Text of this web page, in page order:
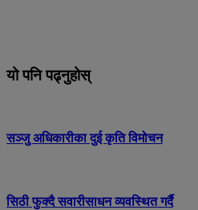
यो पनि पढ्नुहोस्
सञ्जु अधिकारीका दुई कृति विमोचन
सिठी फुक्दै सवारीसाधन व्यवस्थित गर्दै